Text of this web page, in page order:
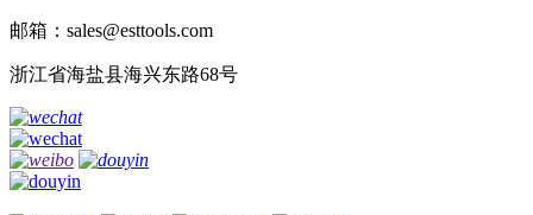
邮箱：sales@esttools.com
浙江省海盐县海兴东路68号